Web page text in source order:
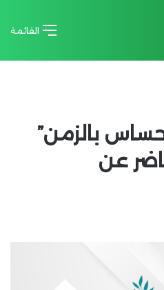
القائمة
بالزمن”
عن